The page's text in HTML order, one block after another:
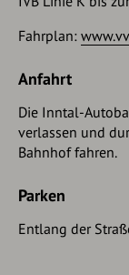
2. oder Abstieg
weiter Richtung
ein sehr steiler
Bild und den
Fahrplan:
Anfahrt
Die Inntal-
verlassen und
Bahnhof fahren.
Parken
Entlang der